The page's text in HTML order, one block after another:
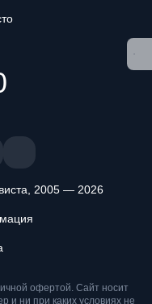
2005 — 2026
офертой. Cайт носит
и ни при каких условиях не